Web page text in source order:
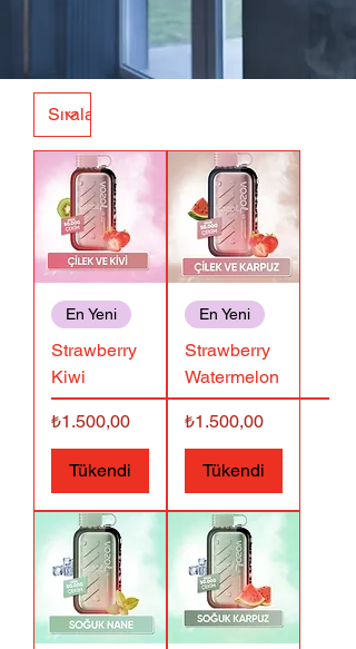
En Yeni
Strawberry
Kiwi
Fiyat
₺1.500,00
Tükendi
En Yeni
Strawberry
Watermelon
Fiyat
₺1.500,00
Tükendi